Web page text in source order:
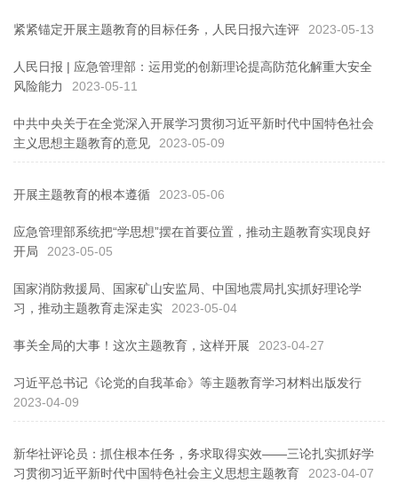
紧紧锚定开展主题教育的目标任务，人民日报六连评 2023-05-13
人民日报 | 应急管理部：运用党的创新理论提高防范化解重大安全
风险能力
2023-05-11
中共中央关于在全党深入开展学习贯彻习近平新时代中国特色社会
主义思想主题教育的意见
2023-05-09
开展主题教育的根本遵循 2023-05-06
应急管理部系统把“学思想”摆在首要位置，推动主题教育实现良好
开局
2023-05-05
国家消防救援局、国家矿山安监局、中国地震局扎实抓好理论学
习，推动主题教育走深走实
2023-05-04
事关全局的大事！这次主题教育，这样开展 2023-04-27
习近平总书记《论党的自我革命》等主题教育学习材料出版发行
2023-04-09
新华社评论员：抓住根本任务，务求取得实效——三论扎实抓好学
习贯彻习近平新时代中国特色社会主义思想主题教育
2023-04-07